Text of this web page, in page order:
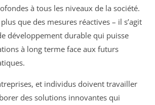
à tous les niveaux de la société.
que des mesures réactives – il s’agit
développement durable qui puisse
à long terme face aux futurs
et individus doivent travailler
des solutions innovantes qui